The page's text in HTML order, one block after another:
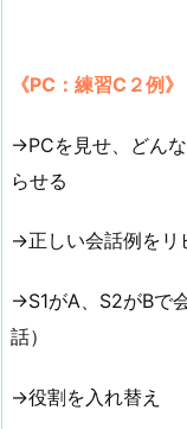
《PC：練習C２例》
→PCを見せ、どん
らせる
→正しい会話例を
→S1がA、S2がBで
話）
→役割を入れ替え